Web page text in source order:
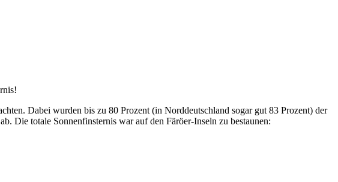
Dabei wurden bis zu 80 Prozent (in Norddeutschland sogar gut 83 Prozent) der
Die totale Sonnenfinsternis war auf den Färöer-Inseln zu bestaunen: